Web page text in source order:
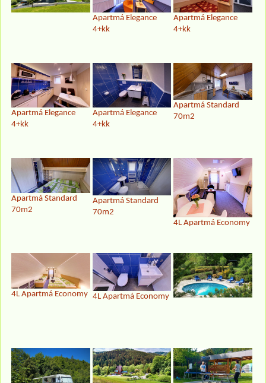
Apartmá Elegance
4+kk
Apartmá Elegance
4+kk
Apartmá Elegance
4+kk
Apartmá Elegance
4+kk
Apartmá Standard
70m2
Apartmá Standard
70m2
Apartmá Standard
70m2
4L Apartmá Economy
4L Apartmá Economy 4L Apartmá Economy